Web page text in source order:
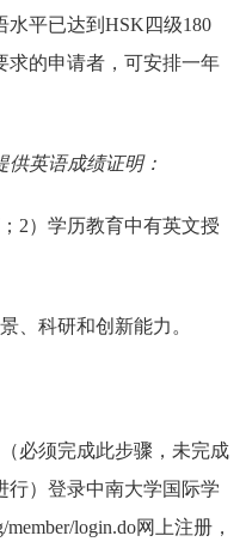
平已达到HSK四级180
求的申请者，可安排一年
英语成绩证明：
2）学历教育中有英文授
、科研和创新能力。
（必须完成此步骤，未完成
行）登录中南大学国际学
login.do网上注册，